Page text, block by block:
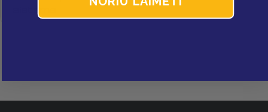
Laukai, pažymėti *, yra privalomi.